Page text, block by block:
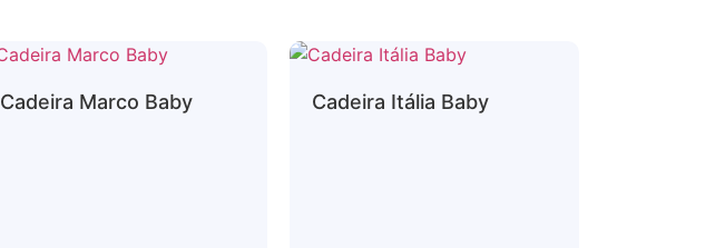
Cadeira Marco Baby Cadeira Itália Baby